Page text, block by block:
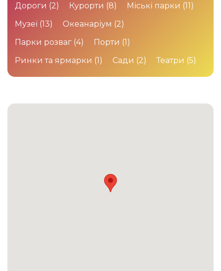
Дороги (2) Курорти (8) Міські парки (11)
Музеї (13) Океанаріум (2)
Парки розваг (4) Порти (1)
Ринки та ярмарки (1) Сади (2) Театри (5)